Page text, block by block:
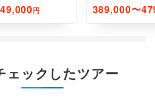
円 389,000〜
ェックしたツアー